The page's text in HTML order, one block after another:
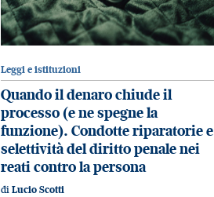
Leggi e istituzioni
Quando il denaro chiude il
processo (e ne spegne la
funzione). Condotte riparatorie e
selettività del diritto penale nei
reati contro la persona
di Lucio Scotti